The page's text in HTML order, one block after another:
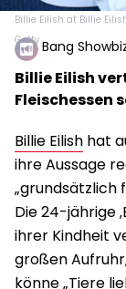
Billie Eilish at Billie
GettyBang
Billie Eilish
Fleischessen
Billie Eilish hat
ihre Aussage
„grundsätzlich
Die 24-jährige
ihrer Kindheit
großen
könne „Tiere